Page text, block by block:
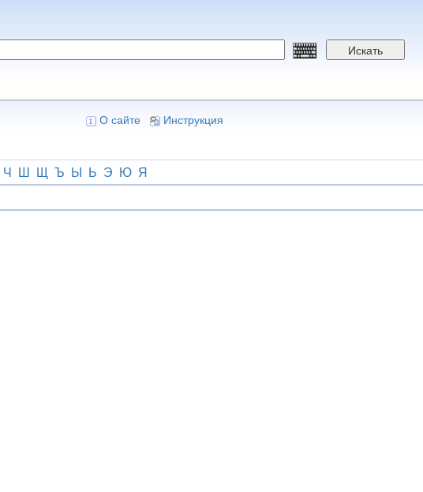
Искать
О сайте Инструкция
Ч Ш Щ Ъ Ы Ь Э Ю Я